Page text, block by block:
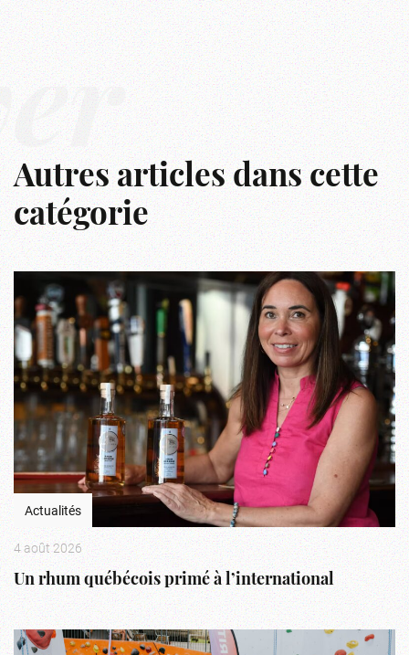
Autres articles dans cette
catégorie
Actualités
4 août 2026
Un rhum québécois primé à l’international